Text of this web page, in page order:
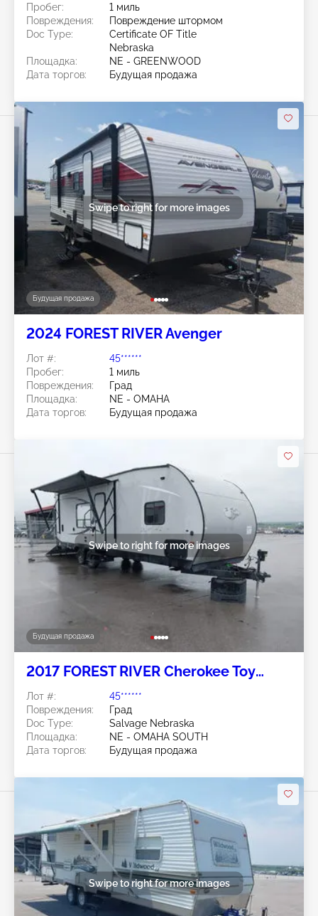
Пробег:
1 миль
Повреждения:
Повреждение штормом
Doc Type:
Certificate OF Title
Nebraska
Площадка:
NE - GREENWOOD
Дата торгов:
Будущая продажа
Будущая продажа
Swipe to right for more images
2024 FOREST RIVER Avenger
Лот #:
45******
Пробег:
1 миль
Повреждения:
Град
Площадка:
NE - OMAHA
Дата торгов:
Будущая продажа
Будущая продажа
Swipe to right for more images
2017 FOREST RIVER Cherokee Toy
Лот #:
45******
Повреждения:
Град
Doc Type:
Salvage Nebraska
Площадка:
NE - OMAHA SOUTH
Дата торгов:
Будущая продажа
Swipe to right for more images